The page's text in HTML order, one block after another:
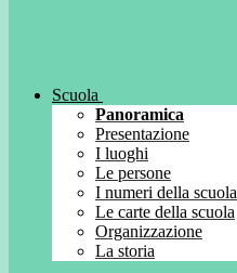
Scuola
Panoramica
Presentazione
I luoghi
Le persone
I numeri della scuola
Le carte della scuola
Organizzazione
La storia